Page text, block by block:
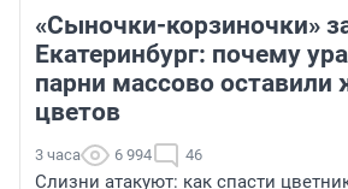
«Сыночки-корзиночки»
Екатеринбург: почему
парни массово оставили
цветов
3 часа 6 994 46
Слизни атакуют: как спасти